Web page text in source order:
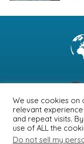
NEWSLETTER
We use cookies on
relevant
and repeat visits.
use of ALL the
Do not sell my